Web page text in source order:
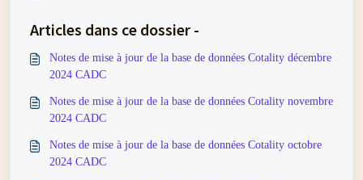
Articles dans ce dossier -
Notes de mise à jour de la base de données Cotality décembre
2024 CADC
Notes de mise à jour de la base de données Cotality novembre
2024 CADC
Notes de mise à jour de la base de données Cotality octobre
2024 CADC